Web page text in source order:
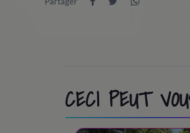
10:00 - 13:30 / Jour à Port
20:30 / Bye-bye!
CECI PEUT